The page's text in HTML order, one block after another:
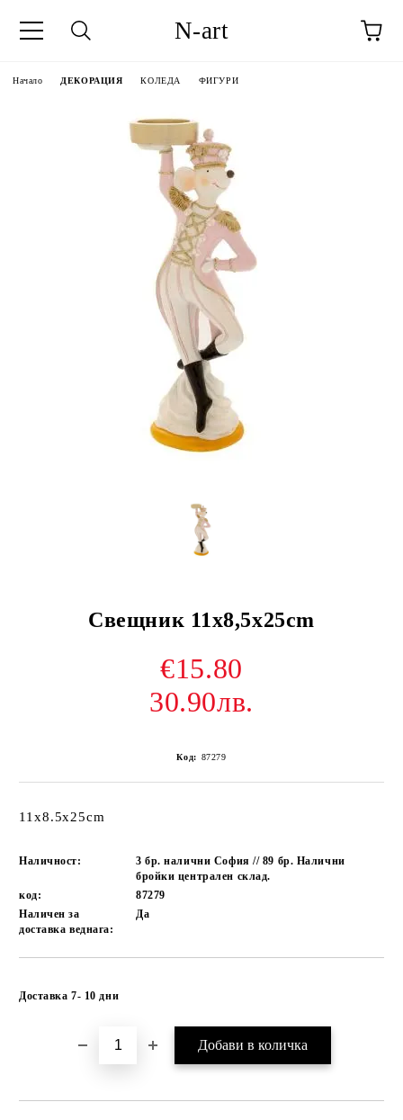
N-art
Начало ДЕКОРАЦИЯ КОЛЕДА ФИГУРИ
Свещник 11x8,5x25cm
€15.80
30.90лв.
Код: 87279
11x8.5x25cm
Наличност:
3 бр. налични София // 89 бр. Налични
бройки централен склад.
код:
87279
Наличен за
доставка веднага:
Да
Доставка 7- 10 дни